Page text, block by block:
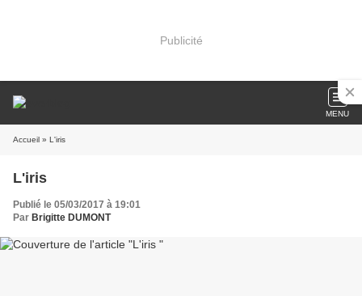
Publicité
MENU
Accueil » L'iris
L'iris
Publié le 05/03/2017 à 19:01
Par Brigitte DUMONT